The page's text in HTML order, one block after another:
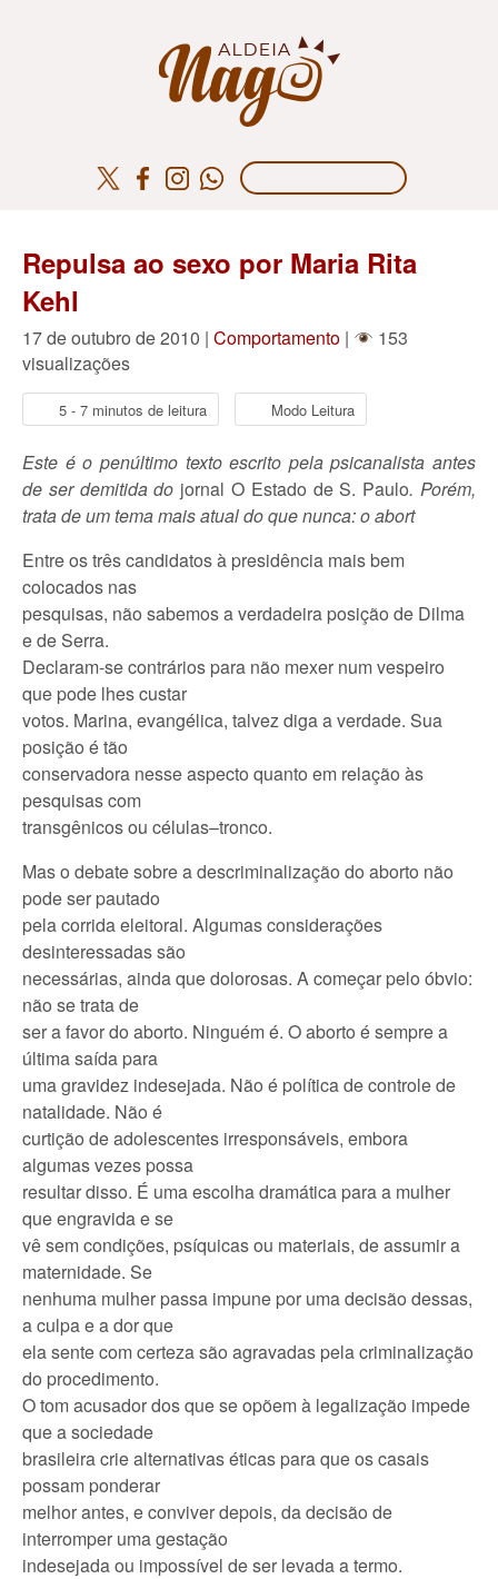
Repulsa ao sexo por Maria Rita
Kehl
17 de outubro de 2010 | Comportamento |
153
visualizações
5 - 7 minutos de leitura Modo Leitura
Este é o penúltimo texto escrito pela psicanalista antes
de ser demitida do jornal O Estado de S. Paulo. Porém,
trata de um tema mais atual do que nunca: o abort
Entre os três candidatos à presidência mais bem
colocados nas
pesquisas, não sabemos a verdadeira posição de Dilma
e de Serra.
Declaram-se contrários para não mexer num vespeiro
que pode lhes custar
votos. Marina, evangélica, talvez diga a verdade. Sua
posição é tão
conservadora nesse aspecto quanto em relação às
pesquisas com
transgênicos ou células–tronco.
Mas o debate sobre a descriminalização do aborto não
pode ser pautado
pela corrida eleitoral. Algumas considerações
desinteressadas são
necessárias, ainda que dolorosas. A começar pelo óbvio:
não se trata de
ser a favor do aborto. Ninguém é. O aborto é sempre a
última saída para
uma gravidez indesejada. Não é política de controle de
natalidade. Não é
curtição de adolescentes irresponsáveis, embora
algumas vezes possa
resultar disso. É uma escolha dramática para a mulher
que engravida e se
vê sem condições, psíquicas ou materiais, de assumir a
maternidade. Se
nenhuma mulher passa impune por uma decisão dessas,
a culpa e a dor que
ela sente com certeza são agravadas pela criminalização
do procedimento.
O tom acusador dos que se opõem à legalização impede
que a sociedade
brasileira crie alternativas éticas para que os casais
possam ponderar
melhor antes, e conviver depois, da decisão de
interromper uma gestação
indesejada ou impossível de ser levada a termo.